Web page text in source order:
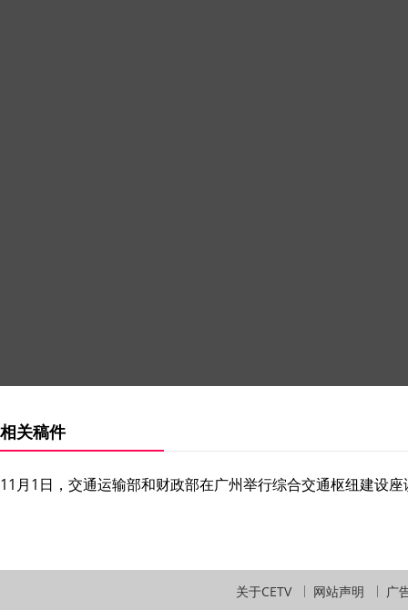
相关稿件
11月1日，交通运输部和财政部在广州举行综合交通枢纽建设
关于CETV 网站声明 广